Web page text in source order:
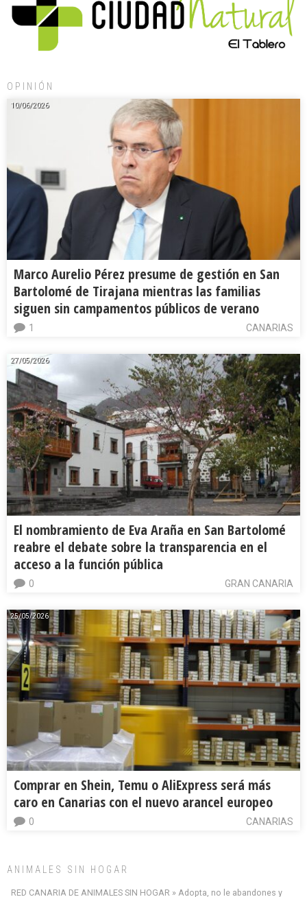
OPINIÓN
10/06/2026
Marco Aurelio Pérez presume de gestión en San
Bartolomé de Tirajana mientras las familias
siguen sin campamentos públicos de verano
CANARIAS
1
27/05/2026
El nombramiento de Eva Araña en San Bartolomé
reabre el debate sobre la transparencia en el
acceso a la función pública
GRAN CANARIA
0
25/05/2026
Comprar en Shein, Temu o AliExpress será más
caro en Canarias con el nuevo arancel europeo
CANARIAS
0
ANIMALES SIN HOGAR
RED CANARIA DE ANIMALES SIN HOGAR » Adopta, no le abandones y